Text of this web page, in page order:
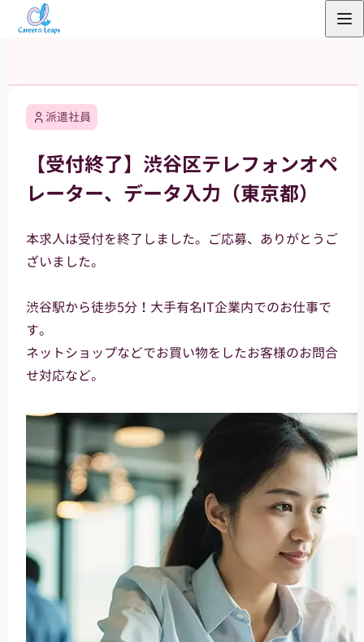
ス
派遣社員
【受付終了】渋谷区テレフォンオペ
レーター、データ入力（東京都）
本求人は受付を終了しました。ご応募、ありがとうご
ざいました。
渋谷駅から徒歩5分！大手有名IT企業内でのお仕事で
す。
ネットショップなどでお買い物をしたお客様のお問合
せ対応など。